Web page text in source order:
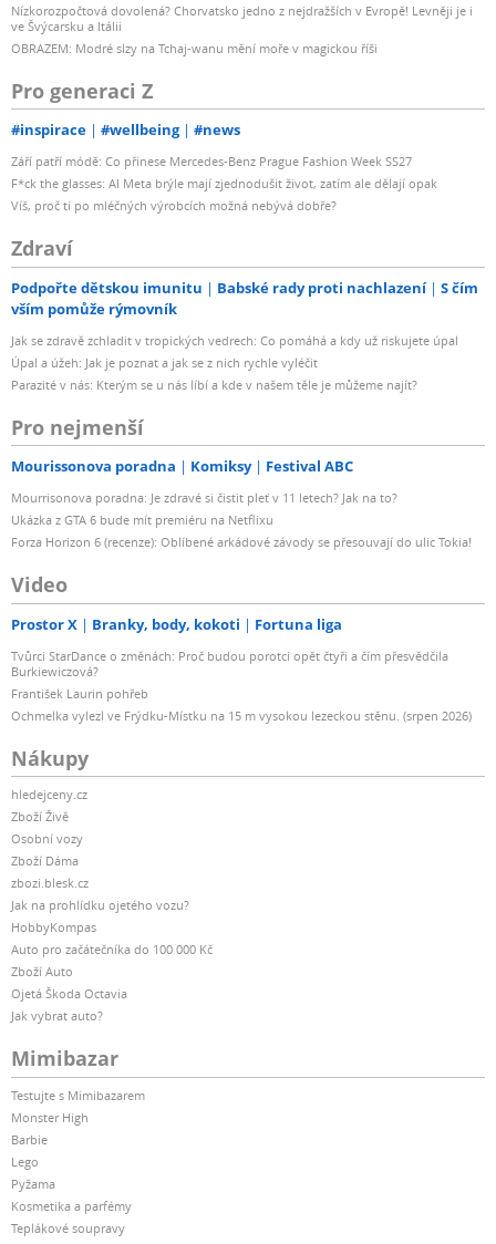
Nízkorozpočtová dovolená? Chorvatsko jedno z nejdražších v Evropě! Levněji je i
ve Švýcarsku a Itálii
OBRAZEM: Modré slzy na Tchaj-wanu mění moře v magickou říši
Pro generaci Z
#inspirace #wellbeing #news
Září patří módě: Co přinese Mercedes-Benz Prague Fashion Week SS27
F*ck the glasses: AI Meta brýle mají zjednodušit život, zatím ale dělají opak
Víš, proč ti po mléčných výrobcích možná nebývá dobře?
Zdraví
Podpořte dětskou imunitu Babské rady proti nachlazení
S čím
vším pomůže rýmovník
Jak se zdravě zchladit v tropických vedrech: Co pomáhá a kdy už riskujete úpal
Úpal a úžeh: Jak je poznat a jak se z nich rychle vyléčit
Parazité v nás: Kterým se u nás líbí a kde v našem těle je můžeme najít?
Pro nejmenší
Mourissonova poradna Komiksy Festival ABC
Mourrisonova poradna: Je zdravé si čistit pleť v 11 letech? Jak na to?
Ukázka z GTA 6 bude mít premiéru na Netflixu
Forza Horizon 6 (recenze): Oblíbené arkádové závody se přesouvají do ulic Tokia!
Video
Prostor X Branky, body, kokoti Fortuna liga
Tvůrci StarDance o změnách: Proč budou porotci opět čtyři a čím přesvědčila
Burkiewiczová?
František Laurin pohřeb
Ochmelka vylezl ve Frýdku-Místku na 15 m vysokou lezeckou stěnu. (srpen 2026)
Nákupy
hledejceny.cz
Zboží Živě
Osobní vozy
Zboží Dáma
zbozi.blesk.cz
Jak na prohlídku ojetého vozu?
HobbyKompas
Auto pro začátečníka do 100 000 Kč
Zboží Auto
Ojetá Škoda Octavia
Jak vybrat auto?
Mimibazar
Testujte s Mimibazarem
Monster High
Barbie
Lego
Pyžama
Kosmetika a parfémy
Teplákové soupravy